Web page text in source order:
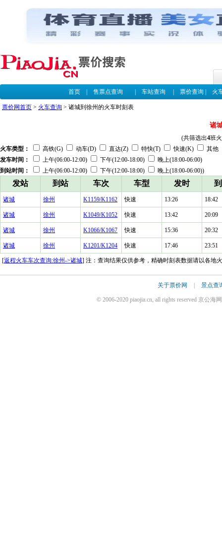
首页| 售票点查询 车站查询 票价查询 火
票价网首页 > 火车查询 > 诸城到徐州的火车时刻表
诸
(共筛选出4班
火车类型：
高铁(G) 动车(D) 直达(Z) 特快(T) 快速(K)
其他
发车时间：
上午(06:00-12:00) 下午(12:00-18:00)
晚上(18:00-06:00)
到站时间：
上午(06:00-12:00) 下午(12:00-18:00) 晚上(18:00-06:00))
发站 到站 车次 车型 发时
诸城 徐州 K1159/K1162 快速 13:26 18:42
诸城 徐州 K1049/K1052 快速 13:42 20:09
诸城 徐州 K1066/K1067 快速 15:36 20:32
诸城 徐州 K1201/K1204 快速 17:46 23:51
[返程火车车次查询:徐州->诸城] 注：查询结果仅供参考，精确时刻表数据请以各地
关于票价网 | 景点查
© 2006-2020 piaojia.cn, all rights reserved 京公海